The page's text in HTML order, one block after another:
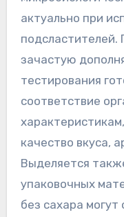
актуально при
подсластителей.
зачастую
тестирования
соответствие
качество вкуса,
Выделяется
упаковочных
без сахара